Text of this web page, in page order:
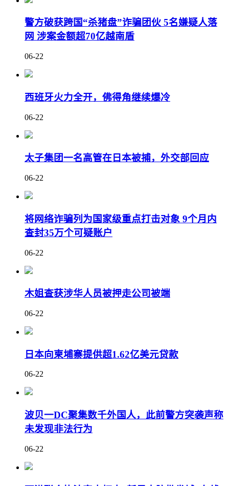
警方破获跨国“杀猪盘”诈骗团伙 5名嫌疑人落
网 涉案金额超70亿越南盾
06-22
西班牙火力全开，佛得角继续爆冷
06-22
太子集团一名高管在日本被捕，外交部回应
06-22
将网络诈骗列为国家级重点打击对象 9个月内
查封35万个可疑账户
06-22
木姐查获涉华人员被押走公司被端
06-22
日本向柬埔寨提供超1.62亿美元贷款
06-22
波贝一DC聚集数千外国人，此前警方突袭声称
未发现非法行为
06-22